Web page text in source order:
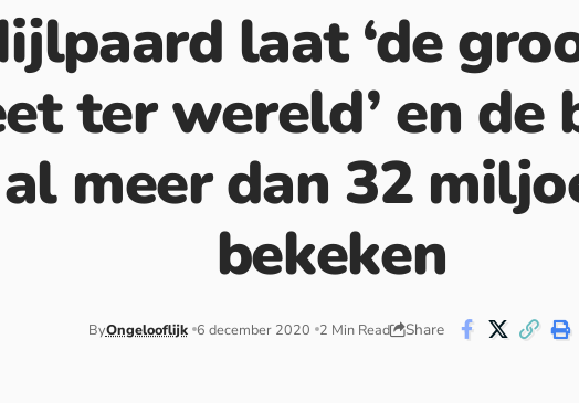
laat ‘de
ter wereld’ en de
meer dan 32
bekeken
ByOngelooflijk 6 december 2020 2 Min Read Share